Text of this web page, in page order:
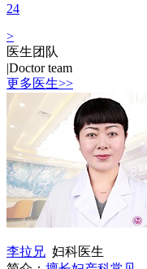
24
>
医生团队
|Doctor team
更多医生>>
李拉兄 妇科医生